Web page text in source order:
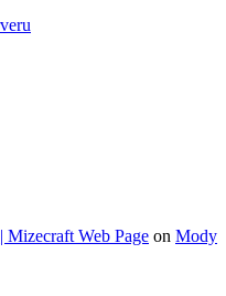
Mizecraft Web Page on Mody